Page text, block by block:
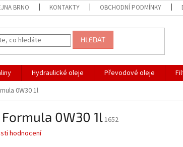
BRNO KONTAKTY OBCHODNÍ PODMÍNKY
HLEDAT
Hydraulické oleje Převodové oleje
0W30 1l
Formula 0W30 1l1652
hodnocení